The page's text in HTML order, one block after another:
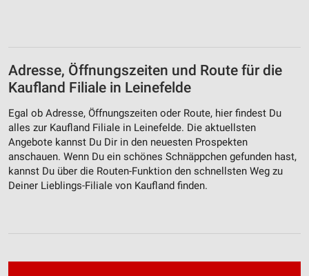
Adresse, Öffnungszeiten und Route für die
Kaufland Filiale in Leinefelde
Egal ob Adresse, Öffnungszeiten oder Route, hier findest Du
alles zur Kaufland Filiale in Leinefelde. Die aktuellsten
Angebote kannst Du Dir in den neuesten Prospekten
anschauen. Wenn Du ein schönes Schnäppchen gefunden hast,
kannst Du über die Routen-Funktion den schnellsten Weg zu
Deiner Lieblings-Filiale von Kaufland finden.